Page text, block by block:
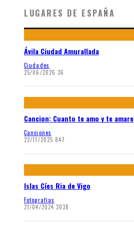
LUGARES DE ESPAÑA
Ávila Ciudad Amurallada
Ciudades
25/06/2026 36
Cancion: Cuanto te amo y te amare
Canciones
22/11/2025 847
Islas Cíes Ria de Vigo
Fotografias
21/04/2024 2038